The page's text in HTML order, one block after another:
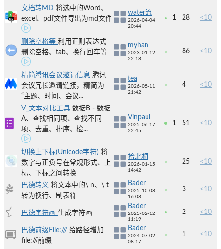
文档转MD 将选中的Word、
excel、pdf文件导出为md文件
water流
2026-04-04
20:44
1 28 <10
删除空格等 利用正则表达式
删除空格、tab、换行回车等
myhan
2023-01-12
22:18
86 <10
精简腾讯会议邀请信息 腾讯
会议冗长邀请链接，精简为
“主题、时间、会议...
tea
2026-05-11
21:42
4 <10
V_文本对比工具 数据B - 数据
A、查找相同项、查找不同
项、去重、排序、检...
Vinpaul
2025-06-17
22:45
1 51 <10
切换上下标(Unicode字符) 将
数字与正负号在常规形式、上
标、下标之间转换
拾北桐
2026-01-15
14:42
25 <10
巴德转义 将文本中的\ n、\ t
转为换行、制表符
Bader
2025-10-08
16:08
3 <10
巴德字符画 生成字符画
Bader
2025-02-12
11:19
2 <10
巴德前缀File:/// 给路径增加
file:///前缀
Bader
2024-07-02
08:17
1 <10